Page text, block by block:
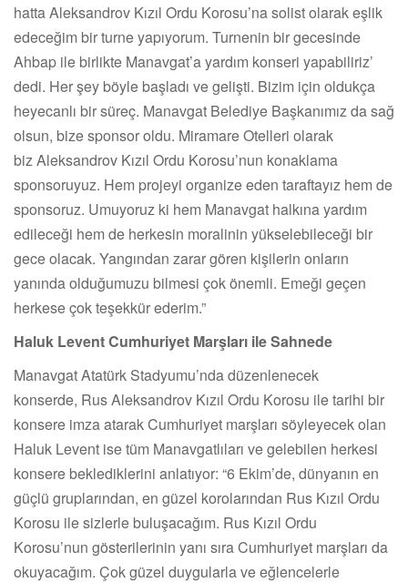
hatta Aleksandrov Kızıl Ordu Korosu’na solist olarak eşlik
edeceğim bir turne yapıyorum. Turnenin bir gecesinde
Ahbap ile birlikte Manavgat’a yardım konseri yapabiliriz’
dedi. Her şey böyle başladı ve gelişti. Bizim için oldukça
heyecanlı bir süreç. Manavgat Belediye Başkanımız da sağ
olsun, bize sponsor oldu. Miramare Otelleri olarak
biz Aleksandrov Kızıl Ordu Korosu’nun konaklama
sponsoruyuz. Hem projeyi organize eden taraftayız hem de
sponsoruz. Umuyoruz ki hem Manavgat halkına yardım
edileceği hem de herkesin moralinin yükselebileceği bir
gece olacak. Yangından zarar gören kişilerin onların
yanında olduğumuzu bilmesi çok önemli. Emeği geçen
herkese çok teşekkür ederim.”
Haluk Levent Cumhuriyet Marşları ile Sahnede
Manavgat Atatürk Stadyumu’nda düzenlenecek
konserde, Rus Aleksandrov Kızıl Ordu Korosu ile tarihi bir
konsere imza atarak Cumhuriyet marşları söyleyecek olan
Haluk Levent ise tüm Manavgatlıları ve gelebilen herkesi
konsere beklediklerini anlatıyor: “6 Ekim’de, dünyanın en
güçlü gruplarından, en güzel korolarından Rus Kızıl Ordu
Korosu ile sizlerle buluşacağım. Rus Kızıl Ordu
Korosu’nun gösterilerinin yanı sıra Cumhuriyet marşları da
okuyacağım. Çok güzel duygularla ve eğlencelerle